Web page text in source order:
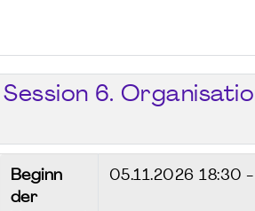
6.
Beginn
der
05.11.202618:30